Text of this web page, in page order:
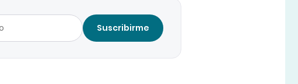
Suscribirme